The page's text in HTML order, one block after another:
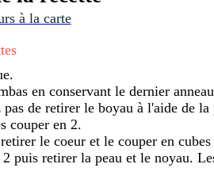
à la carte
en conservant le dernier
de retirer le boyau à l'aide de
couper en 2.
le coeur et le couper en
puis retirer la peau et le noyau.